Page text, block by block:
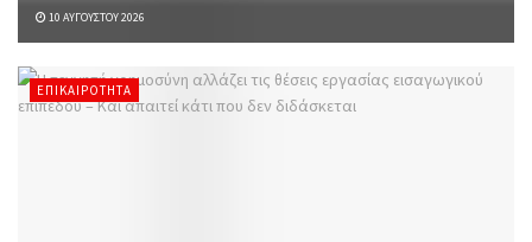
10 ΑΥΓΟΎΣΤΟΥ 2026
ΕΠΙΚΑΙΡΌΤΗΤΑ